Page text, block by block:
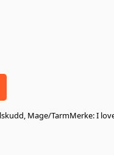
, Mage/TarmMerke:I